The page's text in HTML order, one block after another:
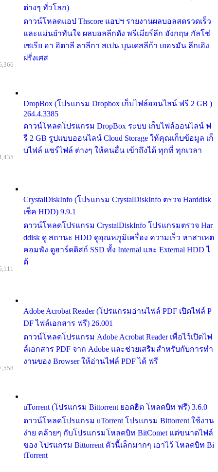
ต่างๆ ทั่วโลก)
ดาวน์โหลดแอป Thscore แอปฯ รายงานผลบอลสดรวดเร็ว
และแม่นยำทันใจ ผลบอลลีกดัง พรีเมียร์ลีก อังกฤษ กัลโช่
เซเรีย อา อิตาลี ลาลีกา สเปน บุนเดสลีก้า เยอรมัน ลีกเอิง
ฝรั่งเศส
DropBox (โปรแกรม Dropbox เก็บไฟล์ออนไลน์ ฟรี 2 GB )
264.4.3385
ดาวน์โหลดโปรแกรม DropBox ระบบ เก็บไฟล์ออนไลน์ ฟ
รี 2 GB รูปแบบออนไลน์ Cloud Storage ให้คุณเก็บข้อมูล เก็
บไฟล์ แชร์ไฟล์ ต่างๆ ให้คนอื่น เข้าถึงได้ ทุกที่ ทุกเวลา
CrystalDiskInfo (โปรแกรม CrystalDiskInfo ตรวจ Harddisk
เช็ค HDD) 9.9.1
ดาวน์โหลดโปรแกรม CrystalDiskInfo โปรแกรมตรวจ Har
ddisk ดู สถานะ HDD ดูอุณหภูมิเครื่อง ความเร็ว หาสาเหต
คอมพัง ดูฮาร์ดดิสก์ SSD ทั้ง Internal และ External HDD ไ
ด้
Adobe Acrobat Reader (โปรแกรมอ่านไฟล์ PDF เปิดไฟล์ P
DF ไฟล์เอกสาร ฟรี) 26.001
ดาวน์โหลดโปรแกรม Adobe Acrobat Reader เพื่อไว้เปิดไฟ
ล์เอกสาร PDF จาก Adobe และช่วยเสริมสำหรับกับการทำ
งานของ Browser ให้อ่านไฟล์ PDF ได้ ฟรี
uTorrent (โปรแกรม Bittorrent ยอดฮิต โหลดบิท ฟรี) 3.6.0
ดาวน์โหลดโปรแกรม uTorrent โปรแกรม Bittorrent ใช้งาน
ง่าย คล้ายๆ กับโปรแกรมโหลดบิท BitComet แต่ขนาดไฟล์
ของ โปรแกรม Bittorrent ตัวนี้เล็กมากๆ เอาไว้ โหลดบิท Bi
tTorrent